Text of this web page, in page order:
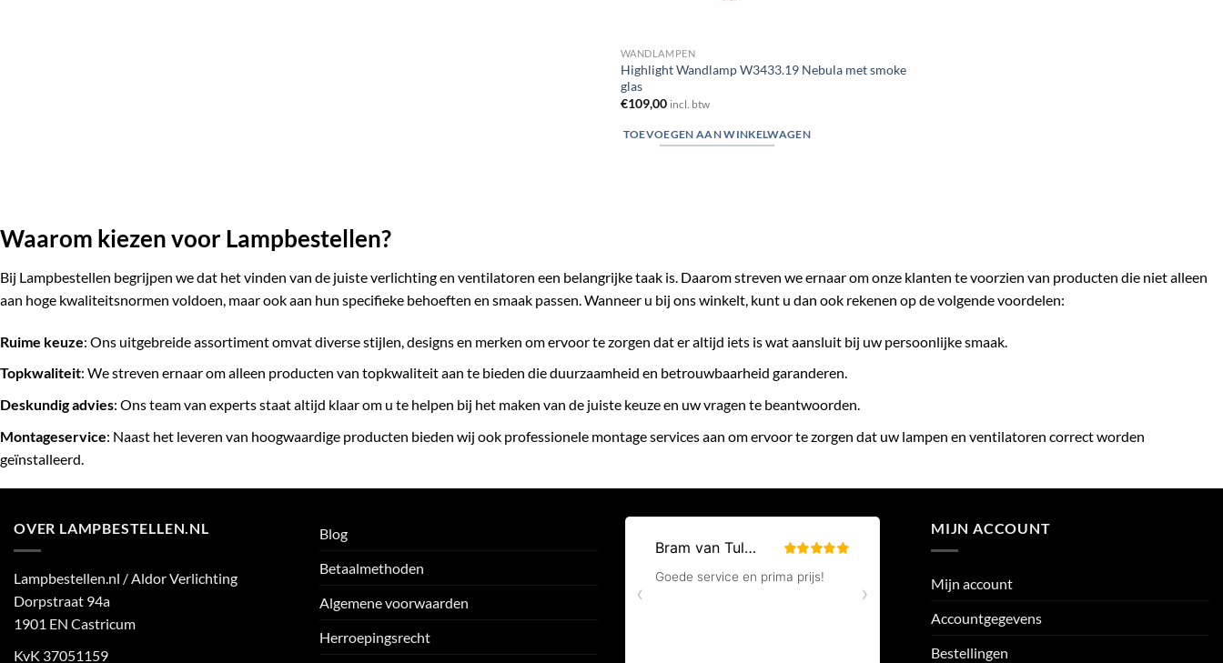
WANDLAMPEN
Highlight Wandlamp W3433.19 Nebula met smoke
glas
€109,00 incl. btw
TOEVOEGEN AAN WINKELWAGEN
Waarom kiezen voor Lampbestellen?
Bij Lampbestellen begrijpen we dat het vinden van de juiste verlichting en ventilatoren een belangrijke taak is. Daarom streven we ernaar om onze klanten te voorzien van producten die niet alleen
aan hoge kwaliteitsnormen voldoen, maar ook aan hun specifieke behoeften en smaak passen. Wanneer u bij ons winkelt, kunt u dan ook rekenen op de volgende voordelen:
Ruime keuze: Ons uitgebreide assortiment omvat diverse stijlen, designs en merken om ervoor te zorgen dat er altijd iets is wat aansluit bij uw persoonlijke smaak.
Topkwaliteit: We streven ernaar om alleen producten van topkwaliteit aan te bieden die duurzaamheid en betrouwbaarheid garanderen.
Deskundig advies: Ons team van experts staat altijd klaar om u te helpen bij het maken van de juiste keuze en uw vragen te beantwoorden.
Montageservice: Naast het leveren van hoogwaardige producten bieden wij ook professionele montage services aan om ervoor te zorgen dat uw lampen en ventilatoren correct worden
geïnstalleerd.
OVER LAMPBESTELLEN.NL
Lampbestellen.nl / Aldor Verlichting
Dorpstraat 94a
1901 EN Castricum
KvK 37051159
Blog
Betaalmethoden
Algemene voorwaarden
Herroepingsrecht
MIJN ACCOUNT
Mijn account
Accountgegevens
Bestellingen